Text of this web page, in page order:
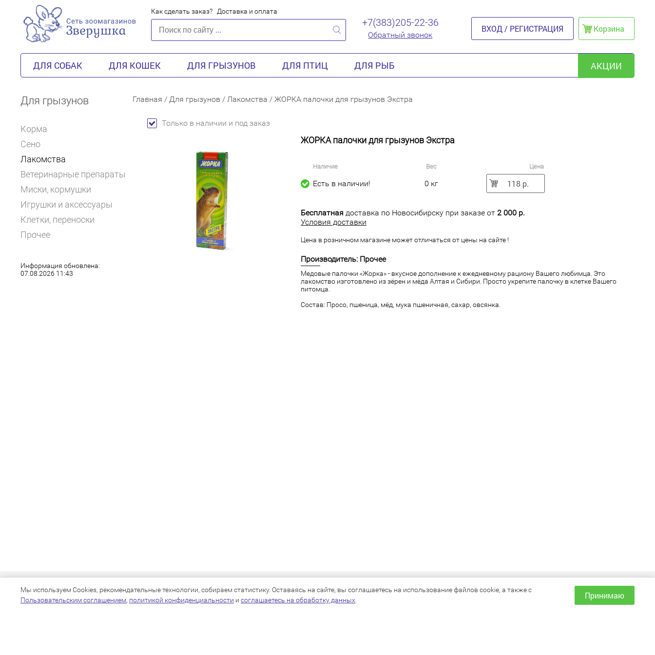
Как сделать заказ? Доставка и оплата
+7(383)205-22-36
Обратный звонок
ВХОД / РЕГИСТРАЦИЯ Корзина
ДЛЯ СОБАК ДЛЯ КОШЕК ДЛЯ ГРЫЗУНОВ ДЛЯ ПТИЦ ДЛЯ РЫБ АКЦИИ
Для грызунов
Корма
Сено
Лакомства
Ветеринарные препараты
Миски, кормушки
Игрушки и аксессуары
Клетки, переноски
Прочее
Информация обновлена:
07.08.2026 11:43
Главная / Для грызунов / Лакомства / ЖОРКА палочки для грызунов Экстра
Только в наличии и под заказ
ЖОРКА палочки для грызунов Экстра
Наличие Вес Цена
Есть в наличии! 0 кг 118 р.
Бесплатная доставка по Новосибирску при заказе от 2 000 р.
Условия доставки
Цена в розничном магазине может отличаться от цены на сайте !
Производитель: Прочее
Медовые палочки «Жорка» - вкусное дополнение к ежедневному рациону Вашего любимца. Это
лакомство изготовлено из зёрен и мёда Алтая и Сибири. Просто укрепите палочку в клетке Вашего
питомца.
Состав: Просо, пшеница, мёд, мука пшеничная, сахар, овсянка.
КАТАЛОГ
Для собак
ИНФОРМАЦИЯ
Как сделать заказ?
Мы используем Cookies, рекомендательные технологии, собираем статистику. Оставаясь на сайте, вы соглашаетесь на использование файлов cookie, а также с
Пользовательским соглашением, политикой конфиденциальности и соглашаетесь на обработку данных Принимаю